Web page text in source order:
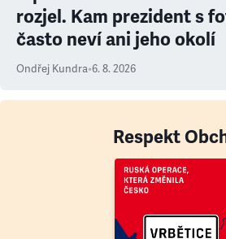
rozjel. Kam prezident s
často neví ani jeho okolí
Ondřej Kundra•6. 8. 2026
Respekt